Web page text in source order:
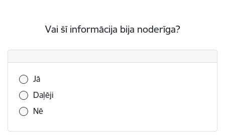
Vai šī informācija bija noderīga?
Vai šī informācija bija noderīga?
Jā
Daļēji
Nē